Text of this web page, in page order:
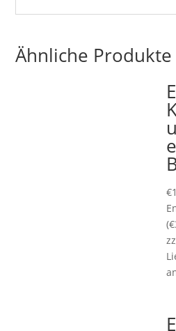
Ähnliche Produkte
€
(€